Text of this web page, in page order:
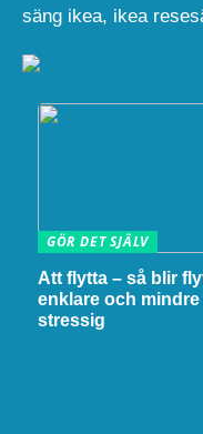
säng ikea, ikea
GÖR DET SJÄLV
Att flytta – så blir
enklare och mindre
stressig